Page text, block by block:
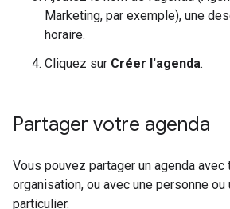
Marketing, par exemple), une
horaire.
Cliquez sur Créer l'agenda.
Partager votre agenda
Vous pouvez partager un agenda avec
organisation, ou avec une personne ou
particulier.